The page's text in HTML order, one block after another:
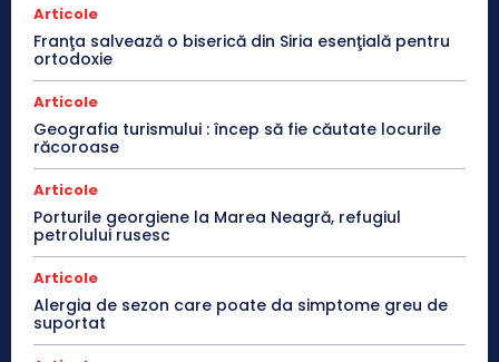
Articole
Franţa salvează o biserică din Siria esenţială pentru
ortodoxie
Articole
Geografia turismului : încep să fie căutate locurile
răcoroase
Articole
Porturile georgiene la Marea Neagră, refugiul
petrolului rusesc
Articole
Alergia de sezon care poate da simptome greu de
suportat